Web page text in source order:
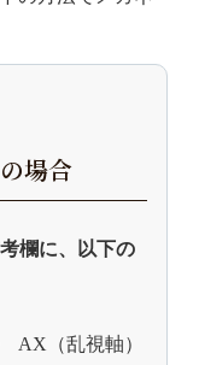
場合
欄に、以下の
（乱視軸）